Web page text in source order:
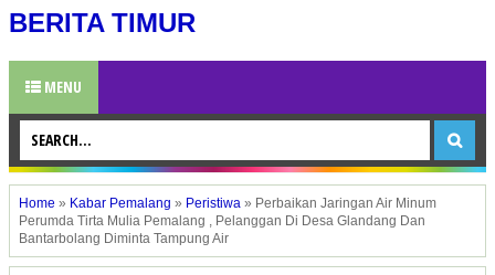
BERITA TIMUR
MENU
Home » Kabar Pemalang » Peristiwa » Perbaikan Jaringan Air Minum
Perumda Tirta Mulia Pemalang , Pelanggan Di Desa Glandang Dan
Bantarbolang Diminta Tampung Air